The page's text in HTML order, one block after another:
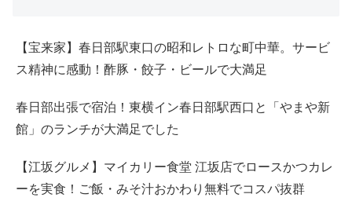
【宝来家】春日部駅東口の昭和レトロな町中華。サービ
ス精神に感動！酢豚・餃子・ビールで大満足
春日部出張で宿泊！東横イン春日部駅西口と「やまや新
館」のランチが大満足でした
【江坂グルメ】マイカリー食堂 江坂店でロースかつカレ
ーを実食！ご飯・みそ汁おかわり無料でコスパ抜群